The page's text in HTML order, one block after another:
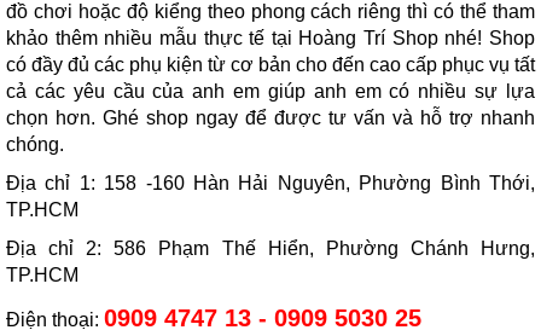
đồ chơi hoặc độ kiểng theo phong cách riêng thì có thể tham
khảo thêm nhiều mẫu thực tế tại Hoàng Trí Shop nhé! Shop
có đầy đủ các phụ kiện từ cơ bản cho đến cao cấp phục vụ tất
cả các yêu cầu của anh em giúp anh em có nhiều sự lựa
chọn hơn. Ghé shop ngay để được tư vấn và hỗ trợ nhanh
chóng.
Địa chỉ 1: 158 -160 Hàn Hải Nguyên, Phường Bình Thới,
TP.HCM
Địa chỉ 2: 586 Phạm Thế Hiển, Phường Chánh Hưng,
TP.HCM
Điện thoại: 0909 4747 13 - 0909 5030 25